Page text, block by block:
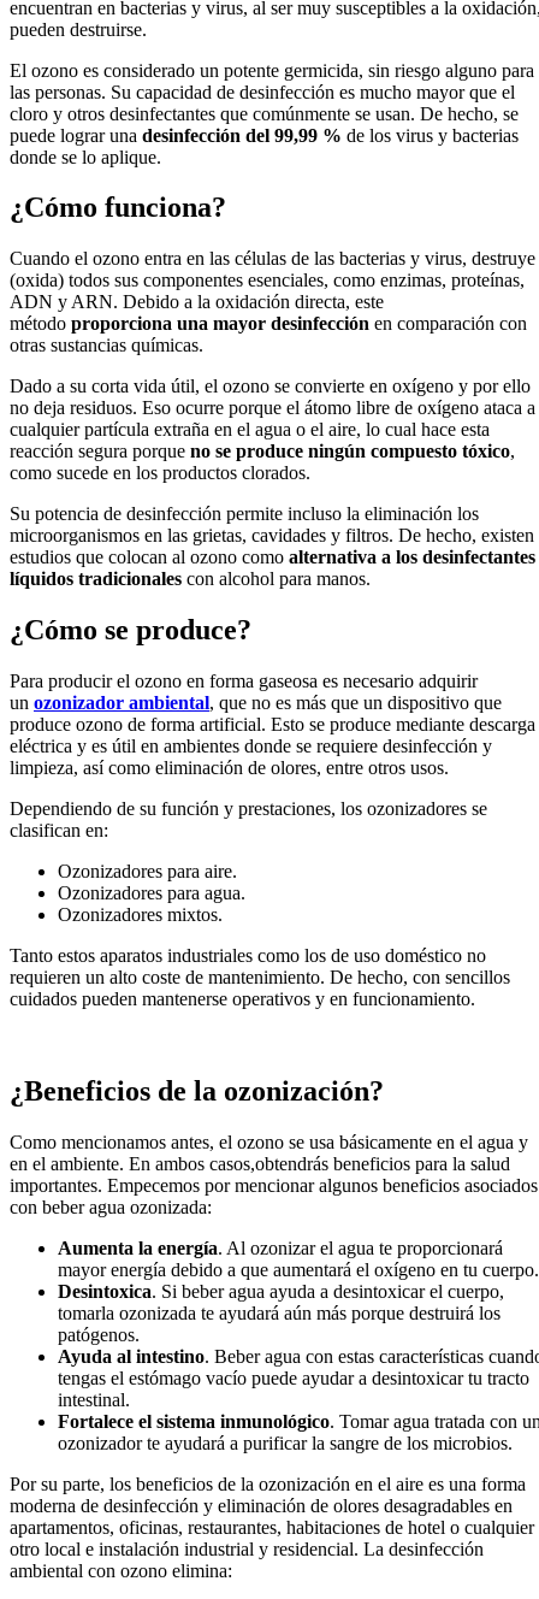
encuentran en bacterias y virus, al ser muy susceptibles a la
pueden destruirse.
El ozono es considerado un potente germicida, sin riesgo alguno para
las personas. Su capacidad de desinfección es mucho mayor que el
cloro y otros desinfectantes que comúnmente se usan. De hecho, se
puede lograr una desinfección del 99,99 % de los virus y bacterias
donde se lo aplique.
¿Cómo funciona?
Cuando el ozono entra en las células de las bacterias y virus, destruye
(oxida) todos sus componentes esenciales, como enzimas, proteínas,
ADN y ARN. Debido a la oxidación directa, este
método proporciona una mayor desinfección en comparación con
otras sustancias químicas.
Dado a su corta vida útil, el ozono se convierte en oxígeno y por ello
no deja residuos. Eso ocurre porque el átomo libre de oxígeno ataca a
cualquier partícula extraña en el agua o el aire, lo cual hace esta
reacción segura porque no se produce ningún compuesto tóxico,
como sucede en los productos clorados.
Su potencia de desinfección permite incluso la eliminación los
microorganismos en las grietas, cavidades y filtros. De hecho, existen
estudios que colocan al ozono como alternativa a los desinfectantes
líquidos tradicionales con alcohol para manos.
¿Cómo se produce?
Para producir el ozono en forma gaseosa es necesario adquirir
un ozonizador ambiental, que no es más que un dispositivo que
produce ozono de forma artificial. Esto se produce mediante descarga
eléctrica y es útil en ambientes donde se requiere desinfección y
limpieza, así como eliminación de olores, entre otros usos.
Dependiendo de su función y prestaciones, los ozonizadores se
clasifican en:
Ozonizadores para aire.
Ozonizadores para agua.
Ozonizadores mixtos.
Tanto estos aparatos industriales como los de uso doméstico no
requieren un alto coste de mantenimiento. De hecho, con sencillos
cuidados pueden mantenerse operativos y en funcionamiento.
¿Beneficios de la ozonización?
Como mencionamos antes, el ozono se usa básicamente en el agua y
en el ambiente. En ambos casos,obtendrás beneficios para la salud
importantes. Empecemos por mencionar algunos beneficios asociados
con beber agua ozonizada:
Aumenta la energía. Al ozonizar el agua te proporcionará
mayor energía debido a que aumentará el oxígeno en tu cuerpo.
Desintoxica. Si beber agua ayuda a desintoxicar el cuerpo,
tomarla ozonizada te ayudará aún más porque destruirá los
patógenos.
Ayuda al intestino. Beber agua con estas características
tengas el estómago vacío puede ayudar a desintoxicar tu tracto
intestinal.
Fortalece el sistema inmunológico. Tomar agua tratada con
ozonizador te ayudará a purificar la sangre de los microbios.
Por su parte, los beneficios de la ozonización en el aire es una forma
moderna de desinfección y eliminación de olores desagradables en
apartamentos, oficinas, restaurantes, habitaciones de hotel o cualquier
otro local e instalación industrial y residencial. La desinfección
ambiental con ozono elimina: